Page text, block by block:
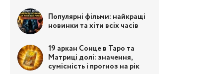
Популярні фільми: найкращі
новинки та хіти всіх часів
19 аркан Сонце в Таро та
Матриці долі: значення,
сумісність і прогноз на рік